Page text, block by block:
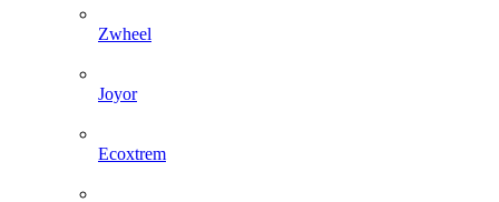
Zwheel
Joyor
Ecoxtrem